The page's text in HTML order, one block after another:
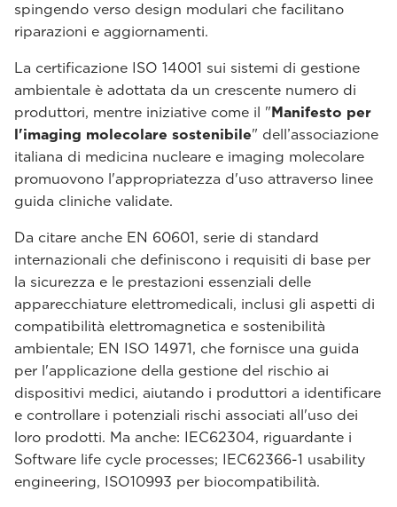
spingendo verso design modulari che facilitano
riparazioni e aggiornamenti.
La certificazione ISO 14001 sui sistemi di gestione
ambientale è adottata da un crescente numero di
produttori, mentre iniziative come il "Manifesto per
l'imaging molecolare sostenibile" dell’associazione
italiana di medicina nucleare e imaging molecolare
promuovono l'appropriatezza d'uso attraverso linee
guida cliniche validate.
Da citare anche EN 60601, serie di standard
internazionali che definiscono i requisiti di base per
la sicurezza e le prestazioni essenziali delle
apparecchiature elettromedicali, inclusi gli aspetti di
compatibilità elettromagnetica e sostenibilità
ambientale; EN ISO 14971, che fornisce una guida
per l'applicazione della gestione del rischio ai
dispositivi medici, aiutando i produttori a identificare
e controllare i potenziali rischi associati all'uso dei
loro prodotti. Ma anche: IEC62304, riguardante i
Software life cycle processes; IEC62366-1 usability
engineering, ISO10993 per biocompatibilità.